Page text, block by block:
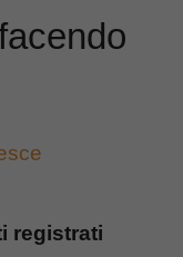
registrati